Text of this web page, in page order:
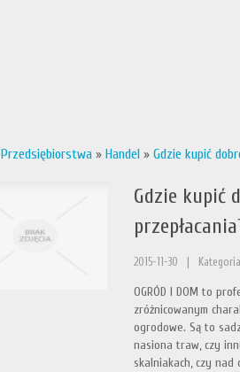
Przedsiębiorstwa » Handel » Gdzie kupić
Gdzie kupić
2015-11-30
OGRÓD I DOM to
zróżnicowanym
ogrodowe. Są to
nasiona traw, czy
skalniakach, czy nad